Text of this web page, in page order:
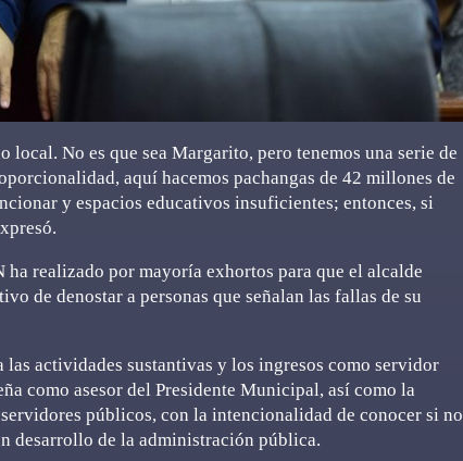
local. No es que sea Margarito, pero tenemos una serie de
aquí hacemos pachangas de 42 millones de
y espacios educativos insuficientes; entonces, si
realizado por mayoría exhortos para que el alcalde
de denostar a personas que señalan las fallas de su
actividades sustantivas y los ingresos como servidor
como asesor del Presidente Municipal, así como la
públicos, con la intencionalidad de conocer si no
desarrollo de la administración pública.